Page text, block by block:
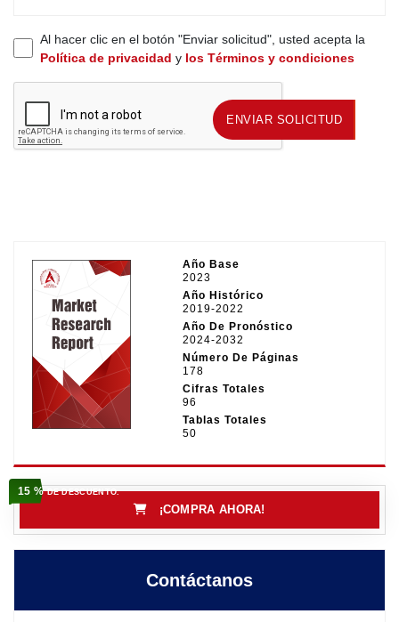
Al hacer clic en el botón "Enviar solicitud", usted acepta la
Política de privacidad y los Términos y condiciones
ENVIAR SOLICITUD ENVIAR SOLICITUD
Año Base
2023
Año Histórico
2019-2022
Año De Pronóstico
2024-2032
Número De Páginas
178
Cifras Totales
96
Tablas Totales
50
15 %DE DESCUENTO.
¡COMPRA AHORA!
Contáctanos